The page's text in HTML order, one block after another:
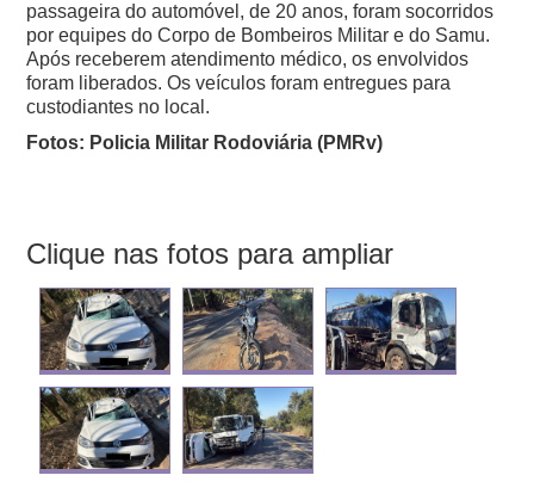
passageira do automóvel, de 20 anos, foram socorridos
por equipes do Corpo de Bombeiros Militar e do Samu.
Após receberem atendimento médico, os envolvidos
foram liberados. Os veículos foram entregues para
custodiantes no local.
Fotos: Policia Militar Rodoviária (PMRv)
Clique nas fotos para ampliar